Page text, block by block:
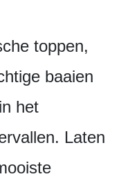
toppen,
baaien
het
Laten